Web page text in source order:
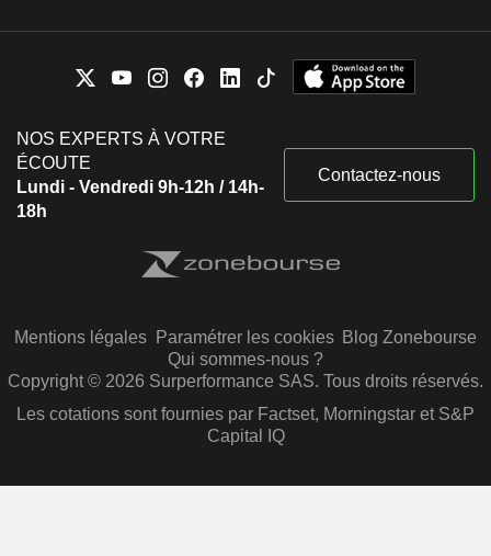
NOS EXPERTS À VOTRE
ÉCOUTE
Lundi - Vendredi 9h-12h / 14h-
18h
Contactez-nous
Mentions légales Paramétrer les cookies Blog Zonebourse
Qui sommes-nous ?
Copyright © 2026 Surperformance SAS. Tous droits réservés.
Les cotations sont fournies par Factset, Morningstar et S&P
Capital IQ